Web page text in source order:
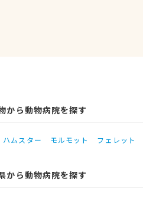
から動物病院を探す
ハムスター モルモット フェレット
から動物病院を探す